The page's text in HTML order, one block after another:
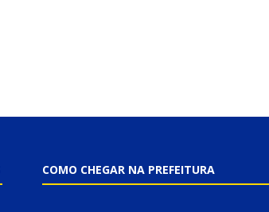
COMO CHEGAR NA PREFEITURA